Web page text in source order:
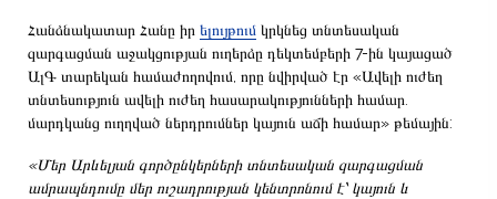
Հանձնակատար Հանը իր ելույթում կրկնեց տնտեսական
զարգացման աջակցության ուղերձը դեկտեմբերի 7-ին կայացած
ԱլԳ տարեկան համաժողովում, որը նվիրված էր «Ավելի ուժեղ
տնտեսություն ավելի ուժեղ հասարակությունների համար.
մարդկանց ուղղված ներդրումներ կայուն աճի համար» թեմային:
«Մեր Արևելյան գործընկերների տնտեսական զարգացման
ամրապնդումը մեր ուշադրության կենտրոնում է՝ կայուն և